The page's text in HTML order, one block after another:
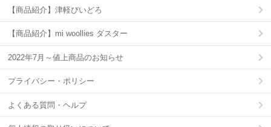
【商品紹介】津軽びいどろ
【商品紹介】mi woollies ダスター
2022年7月～値上商品のお知らせ
プライバシー・ポリシー
よくある質問・ヘルプ